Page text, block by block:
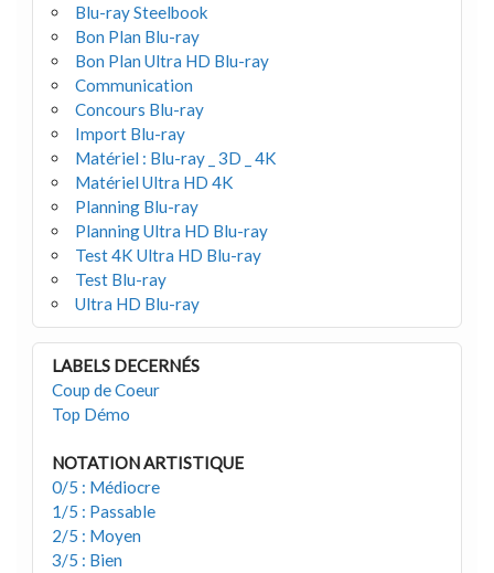
Blu-ray Steelbook
Bon Plan Blu-ray
Bon Plan Ultra HD Blu-ray
Communication
Concours Blu-ray
Import Blu-ray
Matériel : Blu-ray _ 3D _ 4K
Matériel Ultra HD 4K
Planning Blu-ray
Planning Ultra HD Blu-ray
Test 4K Ultra HD Blu-ray
Test Blu-ray
Ultra HD Blu-ray
LABELS DECERNÉS
Coup de Coeur
Top Démo
NOTATION ARTISTIQUE
0/5 : Médiocre
1/5 : Passable
2/5 : Moyen
3/5 : Bien